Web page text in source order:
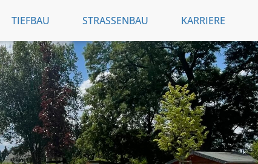
TIEFBAU STRASSENBAU KARRIERE